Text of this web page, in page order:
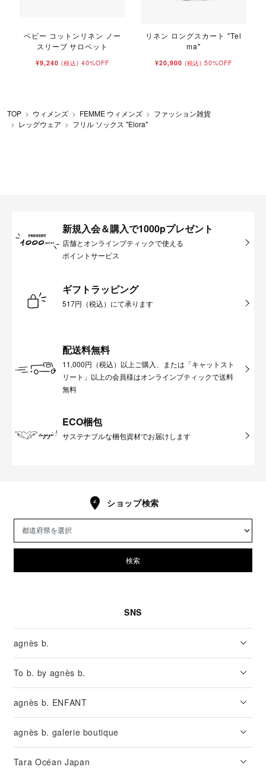
ベビー コットンリネン ノー
スリーブ サロペット
¥9,240 (税込) 40%OFF
リネン ロングスカート "Tel
ma"
¥20,900 (税込) 50%OFF
TOP ウィメンズ FEMME ウィメンズ
ファッション雑貨
レッグウェア
フリル ソックス "Elora"
新規入会＆購入で1000pプレゼント
店舗とオンラインブティックで使える
ポイントサービス
ギフトラッピング
517円（税込）にて承ります
配送料無料
11,000円（税込）以上ご購入、または「キャットスト
リート」以上の会員様はオンラインブティックで送料
無料
ECO梱包
サステナブルな梱包資材でお届けします
ショップ検索
検索
SNS
agnès b.
To b. by agnès b.
agnès b. ENFANT
agnès b. galerie boutique
Tara Océan Japan